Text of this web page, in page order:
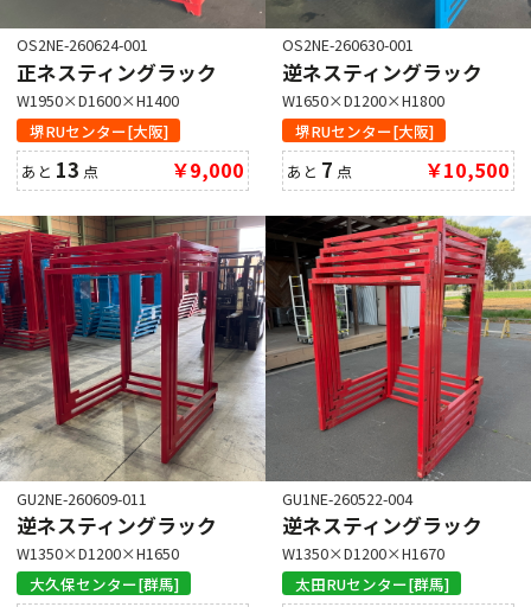
OS2NE-260624-001
正ネスティングラック
W1950×D1600×H1400
堺RUセンター[大阪]
あと 13 点 ￥9,000
OS2NE-260630-001
逆ネスティングラック
W1650×D1200×H1800
堺RUセンター[大阪]
あと 7 点 ￥10,500
GU2NE-260609-011
逆ネスティングラック
W1350×D1200×H1650
大久保センター[群馬]
GU1NE-260522-004
逆ネスティングラック
W1350×D1200×H1670
太田RUセンター[群馬]